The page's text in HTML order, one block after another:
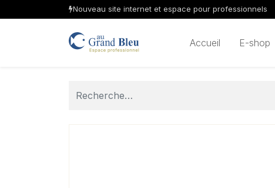
Nouveau site internet et espace pour professionnels
Accueil E-shop